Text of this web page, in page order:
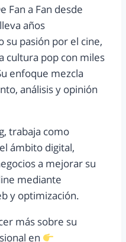
Fan a Fan desde
años
su pasión por el cine,
cultura pop con miles
enfoque mezcla
análisis y opinión
trabaja como
ámbito digital,
a mejorar su
mediante
y optimización.
más sobre su
en